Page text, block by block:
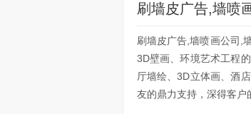
刷墙皮广告,墙喷
刷墙皮广告,墙喷画公司,
3D壁画、环境艺术工程
厅墙绘、3D立体画、酒
友的鼎力支持，深得客户